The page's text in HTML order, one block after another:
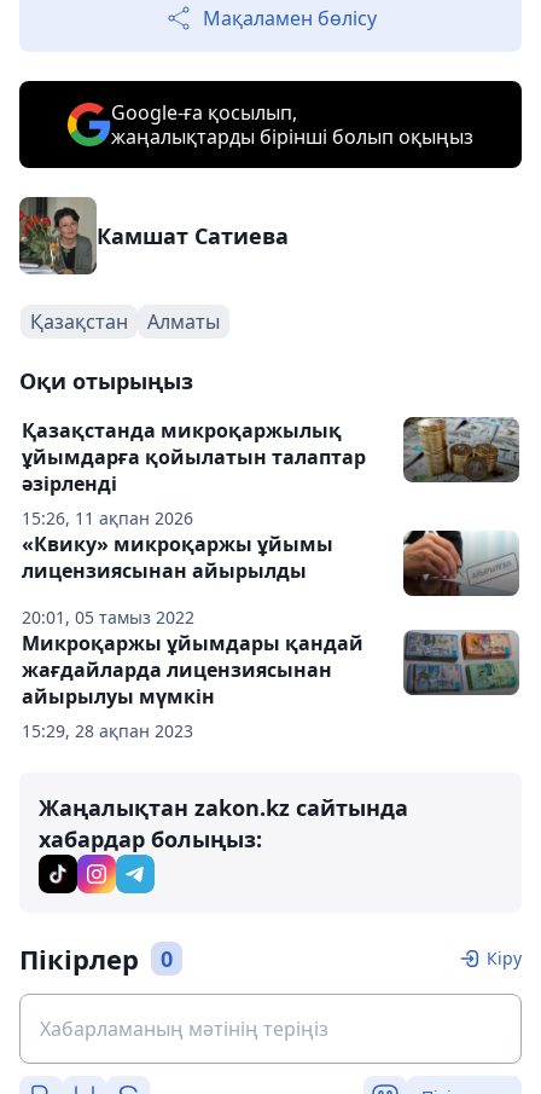
Мақаламен бөлісу
Google-ға қосылып,
жаңалықтарды бірінші болып оқыңыз
Камшат Сатиева
Қазақстан Алматы
Оқи отырыңыз
15:26, 11 ақпан 2026
Қазақстанда микроқаржылық
ұйымдарға қойылатын талаптар
әзірленді
20:01, 05 тамыз 2022
«Квику» микроқаржы ұйымы
лицензиясынан айырылды
15:29, 28 ақпан 2023
Микроқаржы ұйымдары қандай
жағдайларда лицензиясынан
айырылуы мүмкін
Жаңалықтан zakon.kz сайтында
хабардар болыңыз:
Пікірлер 0 Кіру